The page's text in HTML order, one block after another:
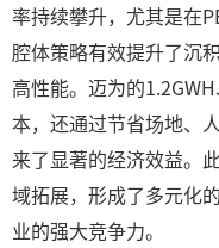
率持续攀升，尤其是在
腔体策略有效提升了沉
高性能。迈为的
本，还通过节省场地、
来了显著的经济效益。
域拓展，形成了多元化
业的强大竞争力。